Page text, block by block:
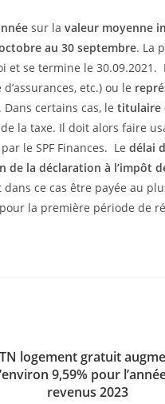
sur la valeur moyenne
au 30 septembre. La
et se termine le 30.09.2021.
etc.) ou le
certains cas, le titulaire
la taxe. Il doit alors faire
le SPF Finances. Le délai
de la déclaration à l’impôt
ce cas être payée au
la première période de
logement gratuit
9,59% pour
revenus 2023